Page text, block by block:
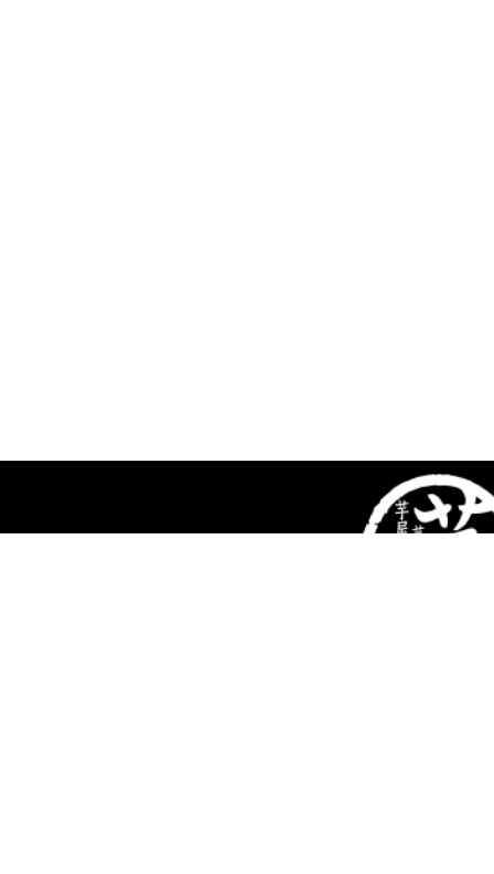
〒781-2153 高知県高岡郡日高村本郷573-1
（午前9時～午後6時迄）